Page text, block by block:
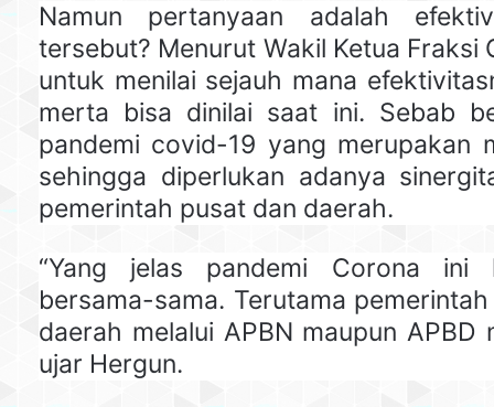
Namun pertanyaan adalah
tersebut? Menurut Wakil Ketua Fraksi
untuk menilai sejauh mana
merta bisa dinilai saat ini. Sebab
pandemi covid-19 yang merupakan
sehingga diperlukan adanya
pemerintah pusat dan daerah.
“Yang jelas pandemi Corona ini
bersama-sama. Terutama
daerah melalui APBN maupun APBD
ujar Hergun.